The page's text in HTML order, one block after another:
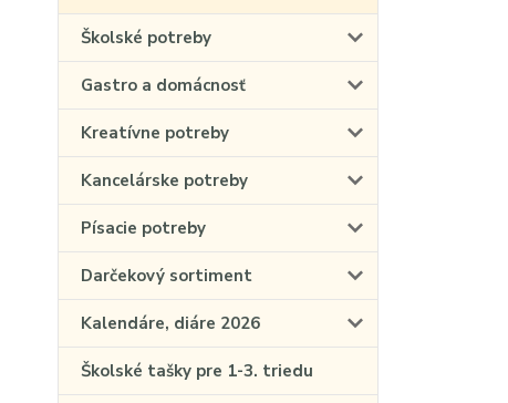
Školské potreby
Gastro a domácnosť
Kreatívne potreby
Kancelárske potreby
Písacie potreby
Darčekový sortiment
Kalendáre, diáre 2026
Školské tašky pre 1-3. triedu